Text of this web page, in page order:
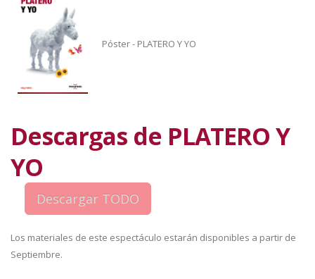
Póster - PLATERO Y YO
Descargas de PLATERO Y
YO
Los materiales de este espectáculo estarán disponibles a partir de
Septiembre.